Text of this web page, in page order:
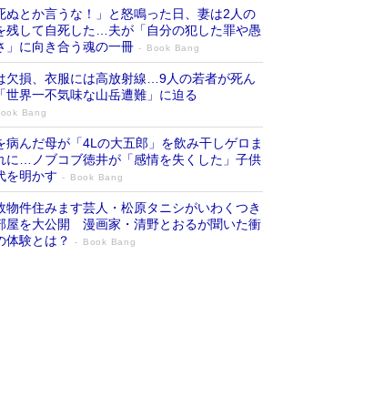
ぬとか言うな！」と怒鳴った日、妻は2人の
残して自死した…夫が「自分の犯した罪や愚
」に向き合う魂の一冊
Book Bang
欠損、衣服には高放射線…9人の若者が死ん
世界一不気味な山岳遭難」に迫る
Bang
病んだ母が「4Lの大五郎」を飲み干しゲロま
に…ノブコブ徳井が「感情を失くした」子供
を明かす
Book Bang
物件住みます芸人・松原タニシがいわくつき
屋を大公開 漫画家・清野とおるが聞いた衝
体験とは？
Book Bang